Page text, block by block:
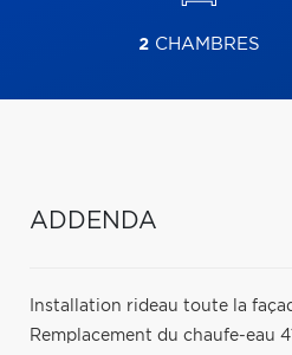
2CHAMBRES
ADDENDA
Installation rideau toute la
Remplacement du chaufe-eau